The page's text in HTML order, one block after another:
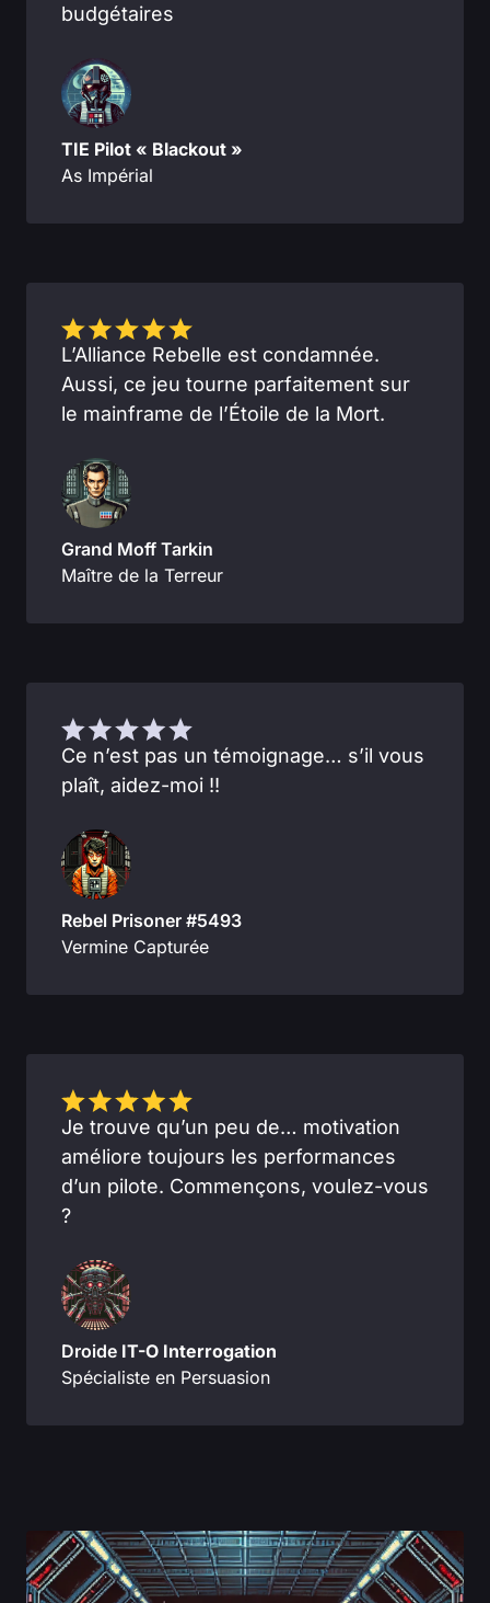
budgétaires
TIE Pilot « Blackout »
As Impérial
L’Alliance Rebelle est condamnée.
Aussi, ce jeu tourne parfaitement sur
le mainframe de l’Étoile de la Mort.
Grand Moff Tarkin
Maître de la Terreur
Ce n’est pas un témoignage… s’il vous
plaît, aidez-moi !!
Rebel Prisoner #5493
Vermine Capturée
Je trouve qu’un peu de… motivation
améliore toujours les performances
d’un pilote. Commençons, voulez-vous
?
Droide IT-O Interrogation
Spécialiste en Persuasion